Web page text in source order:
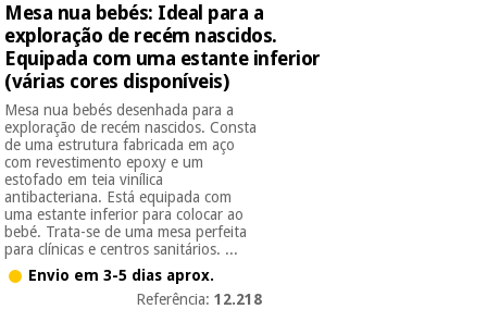
Fisaude
Tech
Academy
Fisaude
Aluguer
terapêuticos
Material de
proteção
essencial
para
coronavirus
Aerobic,
fitness
e
pilates
Outlet
Fisaude
Tech
Academy
Mobiliário
clínico
Gabinetes
terapêuticos
Material de
proteção
essencial
Mesa nua bebés: Ideal para a
exploração de recém nascidos.
Equipada com uma estante inferior
(várias cores disponíveis)
Mesa nua bebés desenhada para a
exploração de recém nascidos. Consta
de uma estrutura fabricada em aço
com revestimento epoxy e um
estofado em teia vinílica
antibacteriana. Está equipada com
uma estante inferior para colocar ao
bebé. Trata-se de uma mesa perfeita
para clínicas e centros sanitários. ...
Envio em 3-5 dias aprox.
Referência:12.218